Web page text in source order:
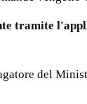
tramite
del